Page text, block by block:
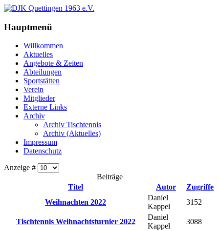
Hauptmenü
Willkommen
Aktuelles
Angebote & Zeiten
Abteilungen
Sportstätten
Verein
Mitglieder
Externe Links
Archiv
Archiv Tischtennis
Archiv (Aktuelles)
Impressum
Datenschutz
Anzeige #
Beiträge
Titel
Autor
Zugriffe
Weihnachten 2022
Daniel
Kappel
3152
Tischtennis Weihnachtsturnier 2022
Daniel
Kappel
3088